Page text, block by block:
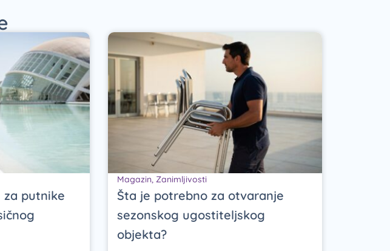
za putnike
Magazin, Zanimljivosti
Šta je potrebno za otvaranje
sezonskog ugostiteljskog
objekta?